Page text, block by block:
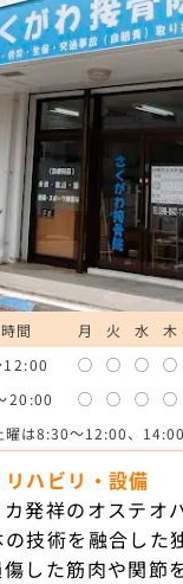
間 月 火 水 木
◯ ◯ ◯ ◯
20:00
◯ ◯ ◯ ◯
曜は8:30～12:00、
ハビリ・設備
カ発祥のオステオ
技術を融合した
傷した筋肉や関節